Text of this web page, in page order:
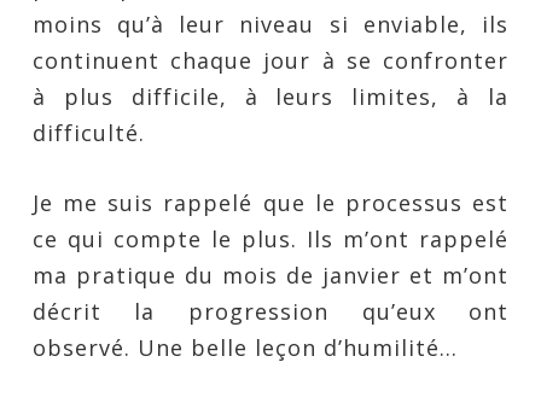
moins qu’à leur niveau si enviable, ils
continuent chaque jour à se confronter
à plus difficile, à leurs limites, à la
difficulté.
Je me suis rappelé que le processus est
ce qui compte le plus. Ils m’ont rappelé
ma pratique du mois de janvier et m’ont
décrit la progression qu’eux ont
observé. Une belle leçon d’humilité…